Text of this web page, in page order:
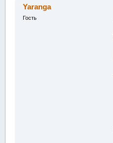
Yaranga
Гость